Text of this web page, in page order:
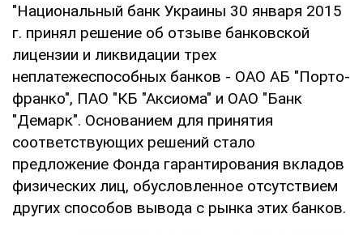
"Национальный банк Украины 30 января 2015
г. принял решение об отзыве банковской
лицензии и ликвидации трех
неплатежеспособных банков - ОАО АБ "Порто-
франко", ПАО "КБ "Аксиома" и ОАО "Банк
"Демарк". Основанием для принятия
соответствующих решений стало
предложение Фонда гарантирования вкладов
физических лиц, обусловленное отсутствием
других способов вывода с рынка этих банков.